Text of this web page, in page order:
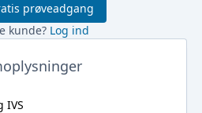
prøveadgang
kunde? Log ind
IVS